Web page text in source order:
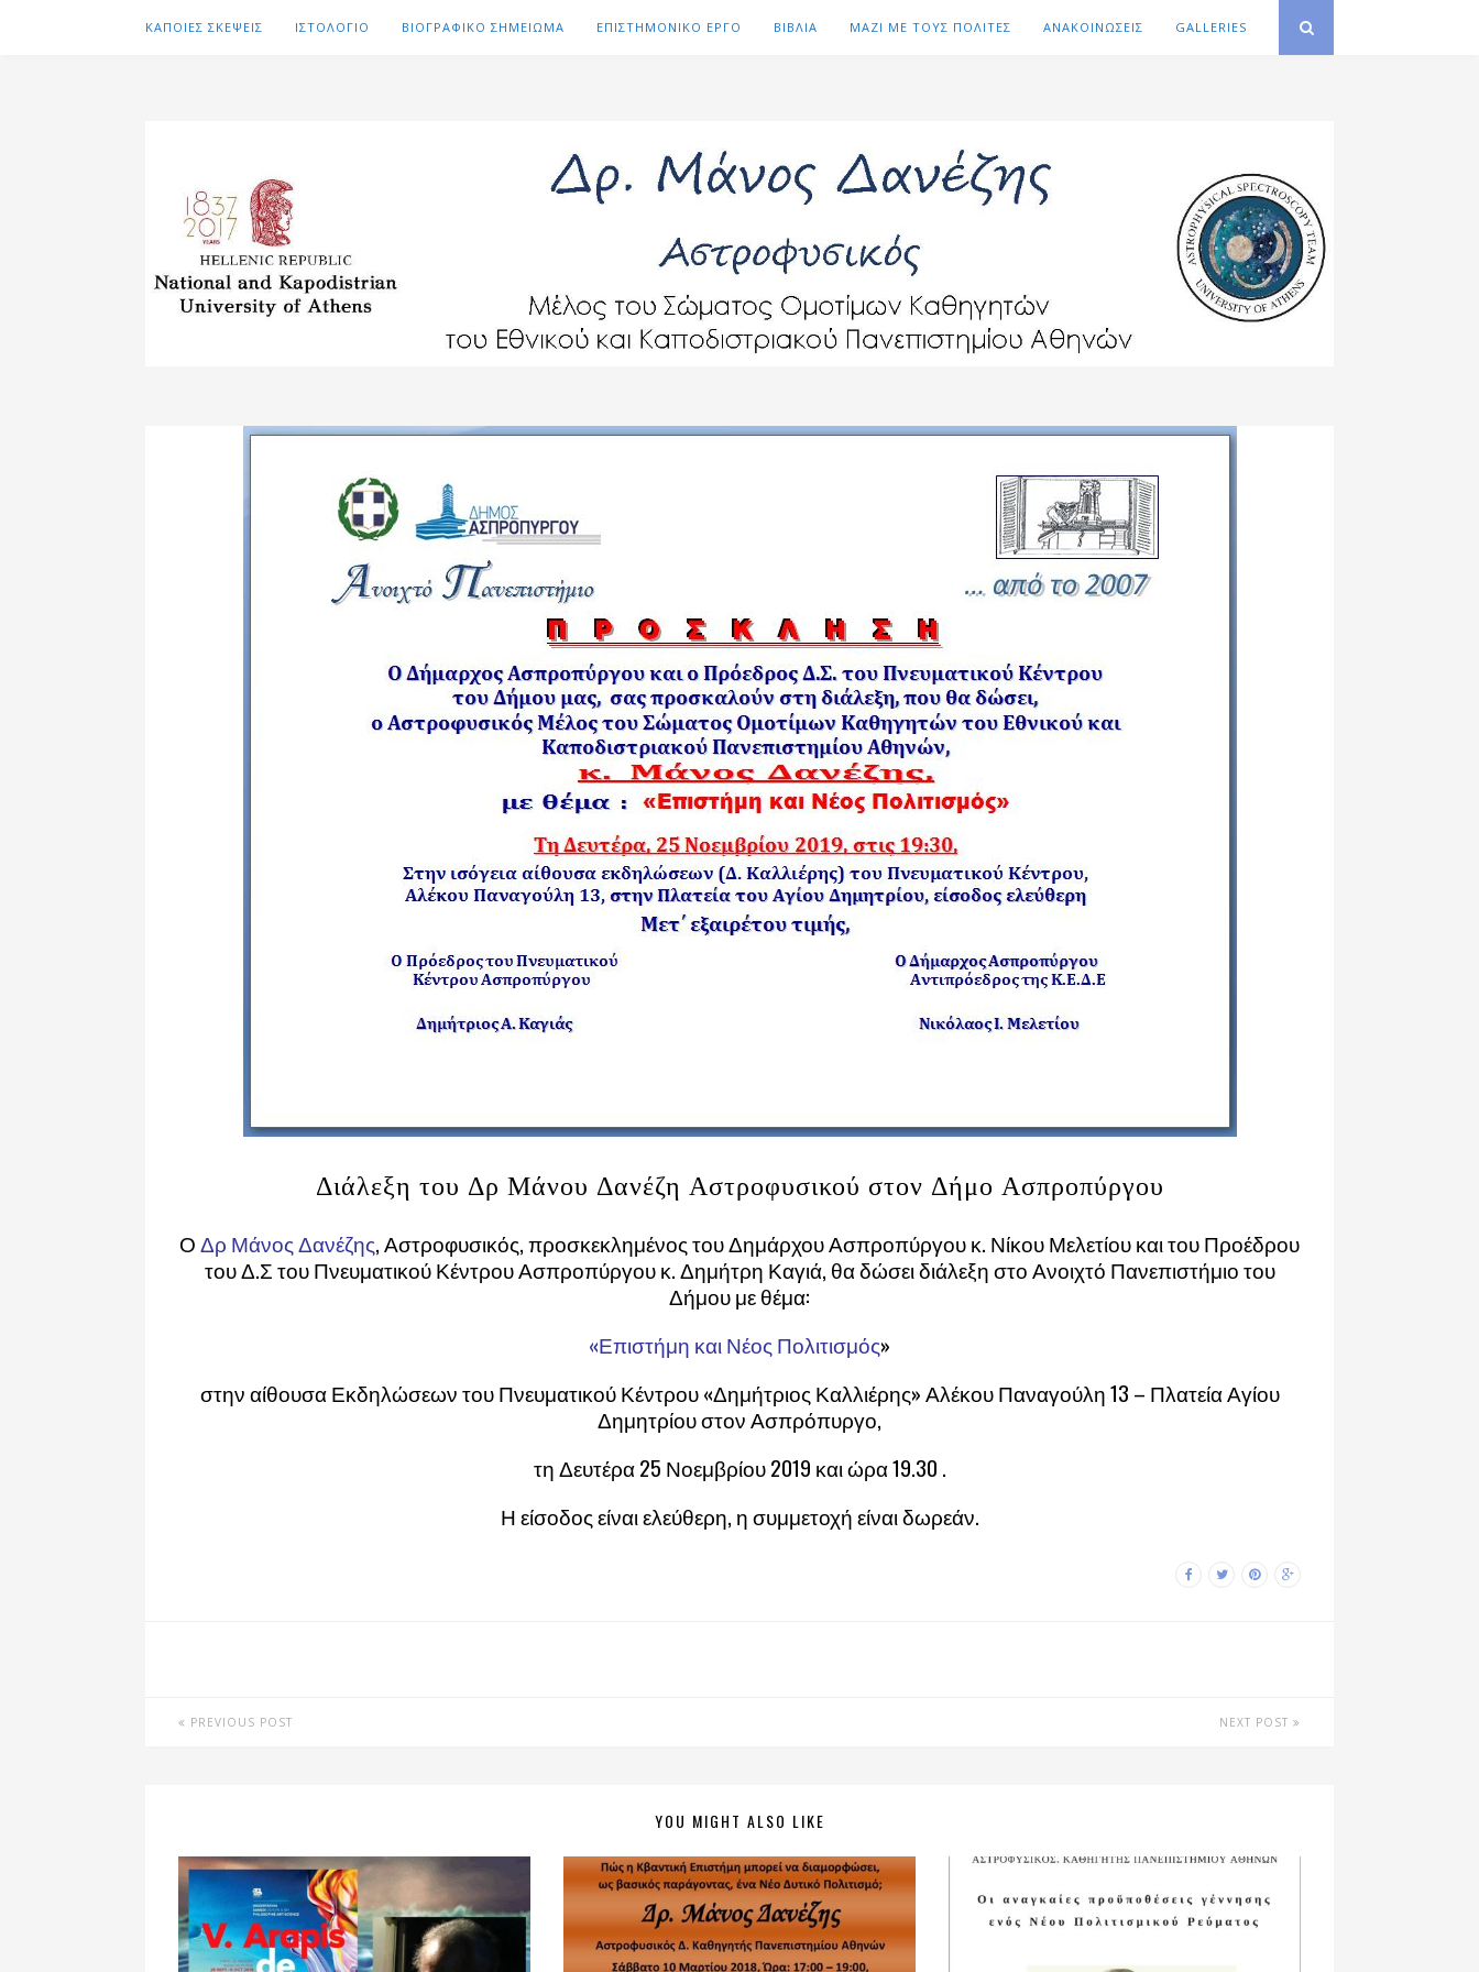
ΚΑΠΟΙΕΣ ΣΚΕΨΕΙΣ ΙΣΤΟΛΟΓΙΟ ΒΙΟΓΡΑΦΙΚΟ ΣΗΜΕΙΩΜΑ ΕΠΙΣΤΗΜΟΝΙΚΟ ΕΡΓΟ ΒΙΒΛΙΑ ΜΑΖΙ ΜΕ ΤΟΥΣ ΠΟΛΙΤΕΣ ΑΝΑΚΟΙΝΩΣΕΙΣ GALLERIES
Διάλεξη του Δρ Μάνου Δανέζη Αστροφυσικού στον Δήμο Ασπροπύργου
ΟΔρ Μάνος Δανέζης, Αστροφυσικός, προσκεκλημένος του Δημάρχου Ασπροπύργου κ. Νίκου Μελετίου και του Προέδρου
του Δ.Σ του Πνευματικού Κέντρου Ασπροπύργου κ. Δημήτρη Καγιά, θα δώσει διάλεξη στο Ανοιχτό Πανεπιστήμιο του
Δήμου με θέμα:
«Επιστήμη και Νέος Πολιτισμός»
στην αίθουσα Εκδηλώσεων του Πνευματικού Κέντρου «Δημήτριος Καλλιέρης» Αλέκου Παναγούλη 13 – Πλατεία Αγίου
Δημητρίου στον Ασπρόπυργο,
τη Δευτέρα 25 Νοεμβρίου 2019 και ώρα 19.30 .
Η είσοδος είναι ελεύθερη, η συμμετοχή είναι δωρεάν.
PREVIOUS POST NEXT POST
YOU MIGHT ALSO LIKE